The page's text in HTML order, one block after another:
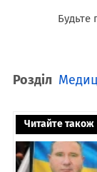
Розділ
Читайте також